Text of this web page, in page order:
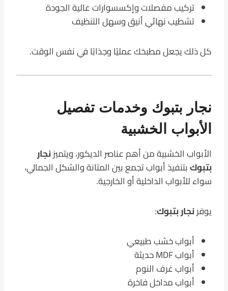
تركيب مفصلات وإكسسوارات عالية الجودة
تشطيب نهائي أنيق وسهل التنظيف
كل ذلك يجعل مطبخك عمليًا وجذابًا في نفس الوقت.
نجار بتبوك وخدمات تفصيل
الأبواب الخشبية
الأبواب الخشبية من أهم عناصر الديكور، ويتميزنجار
بتبوكبتنفيذ أبواب تجمع بين المتانة والشكل الجمالي،
سواء للأبواب الداخلية أو الخارجية.
يوفرنجار بتبوك:
أبواب خشب طبيعي
أبواب MDF حديثة
أبواب غرف النوم
أبواب مداخل فاخرة